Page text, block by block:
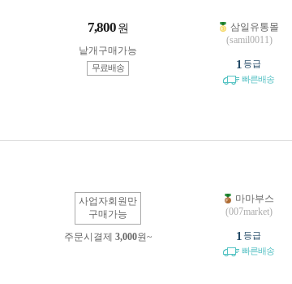
7,800 원
낱개구매가능
무료배송
삼일유통몰
(samil0011)
1 등급
빠른배송
사업자회원만
구매가능
주문시결제 3,000원~
마마부스
(007market)
1 등급
빠른배송